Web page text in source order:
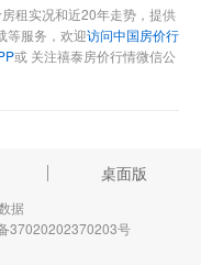
租实况和近20年走势，提供
等服务，欢迎访问中国房价行
或 关注禧泰房价行情微信公
桌面版
据
37020202370203号